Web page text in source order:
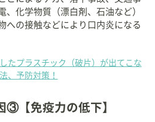
、化学物質（漂白剤、石油など）
への接触などにより口内炎になる
たプラスチック（破片）が出てこな
、予防対策！
③【免疫力の低下】